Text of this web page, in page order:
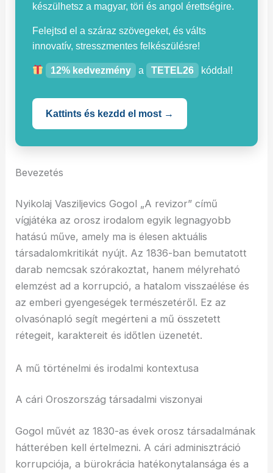
készülhetsz a magyar, töri és angol érettségire.
Felejtsd el a száraz szövegeket, és válts
innovatív, stresszmentes felkészülésre!
12% kedvezmény a TETEL26 kóddal!
Kattints és kezdd el most →
Bevezetés
Nyikolaj Vasziljevics Gogol „A revizor” című
vígjátéka az orosz irodalom egyik legnagyobb
hatású műve, amely ma is élesen aktuális
társadalomkritikát nyújt. Az 1836-ban bemutatott
darab nemcsak szórakoztat, hanem mélyreható
elemzést ad a korrupció, a hatalom visszaélése és
az emberi gyengeségek természetéről. Ez az
olvasónapló segít megérteni a mű összetett
rétegeit, karaktereit és időtlen üzenetét.
A mű történelmi és irodalmi kontextusa
A cári Oroszország társadalmi viszonyai
Gogol művét az 1830-as évek orosz társadalmának
hátterében kell értelmezni. A cári adminisztráció
korrupciója, a bürokrácia hatékonytalansága és a